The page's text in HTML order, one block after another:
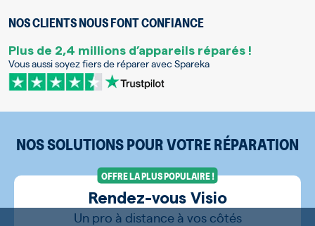
NOS CLIENTS NOUS FONT CONFIANCE
Plus de 2,4 millions d’appareils réparés !
Vous aussi soyez fiers de réparer avec Spareka
NOS SOLUTIONS POUR VOTRE RÉPARATION
OFFRE LA PLUS POPULAIRE !
Rendez-vous Visio
Un pro à distance à vos côtés